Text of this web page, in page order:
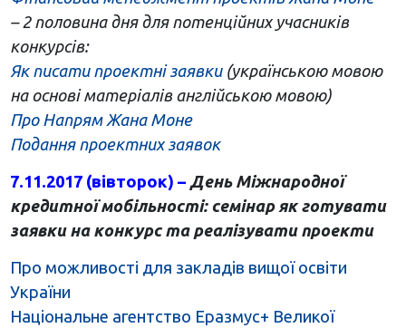
– 2 половина дня для потенційних учасників
конкурсів:
Як писати проектні заявки (українською мовою
на основі матеріалів англійською мовою)
Про Напрям Жана Моне
Подання проектних заявок
7.11.2017 (вівторок) – День Міжнародної
кредитної мобільності: семінар як готувати
заявки на конкурс та реалізувати проекти
Про можливості для закладів вищої освіти
України
Національне агентство Еразмус+ Великої